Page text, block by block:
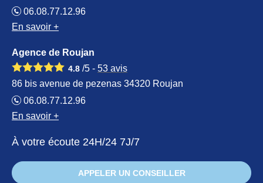
06.08.77.12.96
En savoir +
Agence de Roujan
4.8 /5 - 53 avis
86 bis avenue de pezenas 34320 Roujan
06.08.77.12.96
En savoir +
À votre écoute 24H/24 7J/7
APPELER UN CONSEILLER